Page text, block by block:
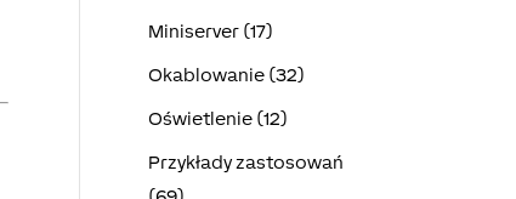
Miniserver (17)
Okablowanie (32)
Oświetlenie (12)
Przykłady zastosowań